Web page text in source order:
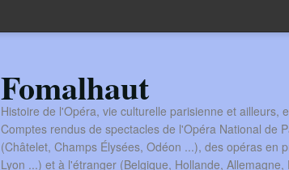
Fomalhaut
Histoire de l'Opéra, vie culturelle parisienne et ailleurs,
Comptes rendus de spectacles de l'Opéra National de
(Châtelet, Champs Élysées, Odéon ...), des opéras en
Lyon ...) et à l'étranger (Belgique, Hollande,